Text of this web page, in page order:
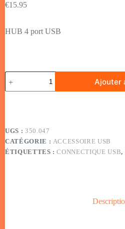
€15.95
HUB 4 port USB
Ajouter
UGS : 350.047
CATÉGORIE : ACCESSOIRE USB
ÉTIQUETTES :CONNECTIQUE USB,